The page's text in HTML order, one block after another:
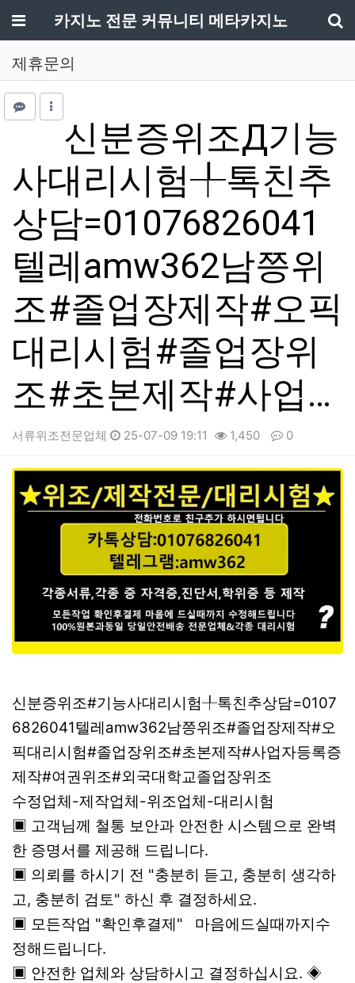
메뉴카지노 전문 커뮤니티 메타카지노
제휴문의
신분증위조Д기능
사대리시험╀톡친추
상담=01076826041
텔레amw362남쯩위
조#졸업장제작#오픽
대리시험#졸업장위
조#초본제작#사업…
서류위조전문업체 25-07-09 19:11 1,450 0
본문
신분증위조#기능사대리시험╀톡친추상담=0107
6826041텔레amw362남쯩위조#졸업장제작#오
픽대리시험#졸업장위조#초본제작#사업자등록증
제작#여권위조#외국대학교졸업장위조
수정업체-제작업체-위조업체-대리시험
▣ 고객님께 철통 보안과 안전한 시스템으로 완벽
한 증명서를 제공해 드립니다.
▣ 의뢰를 하시기 전 "충분히 듣고, 충분히 생각하
고, 충분히 검토" 하신 후 결정하세요.
▣ 모든작업 "확인후결제" 마음에드실때까지수
정해드립니다.
▣ 안전한 업체와 상담하시고 결정하십시요. ◈